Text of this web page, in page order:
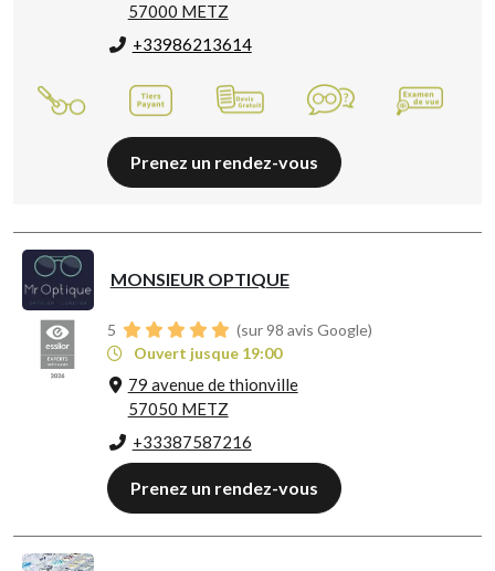
57000 METZ
+33986213614
Prenez un rendez-vous
MONSIEUR OPTIQUE
5
(sur 98 avis Google)
Ouvert jusque 19:00
79 avenue de thionville
57050 METZ
+33387587216
Prenez un rendez-vous